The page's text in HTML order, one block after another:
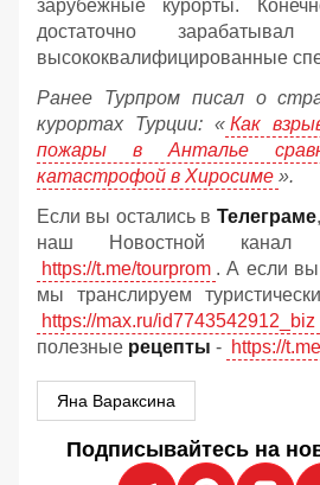
зарубежные курорты.
достаточно
высококвалифицированные
Ранее Турпром писал о
курортах Турции: « Как
пожары в Анталье
катастрофой в Хиросиме ».
Если вы остались в Телеграме
наш Новостной
https://t.me/tourprom . А если
мы транслируем
https://max.ru/id7743542912_biz
полезные рецепты - https://
Яна Вараксина
Подписывайтесь на